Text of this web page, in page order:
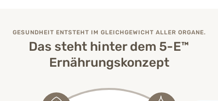
GESUNDHEIT ENTSTEHT IM GLEICHGEWICHT ALLER ORGANE.
Das steht hinter dem 5-E™
Ernährungskonzept